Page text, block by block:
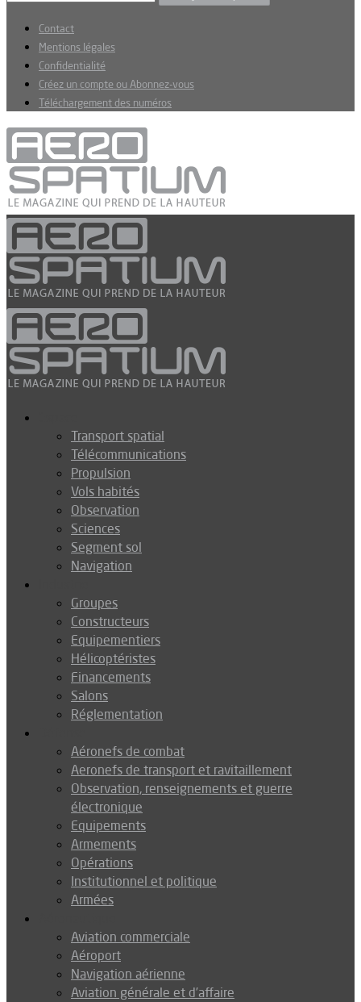
Contact
Mentions légales
Confidentialité
Créez un compte ou Abonnez-vous
Téléchargement des numéros
Transport spatial
Télécommunications
Propulsion
Vols habités
Observation
Sciences
Segment sol
Navigation
Groupes
Constructeurs
Equipementiers
Hélicoptéristes
Financements
Salons
Réglementation
Aéronefs de combat
Aeronefs de transport et ravitaillement
Observation, renseignements et guerre
électronique
Equipements
Armements
Opérations
Institutionnel et politique
Armées
Aviation commerciale
Aéroport
Navigation aérienne
Aviation générale et d’affaire